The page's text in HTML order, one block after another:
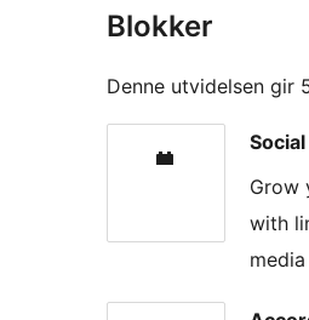
Blokker
Denne utvidelsen gir
Grow
with